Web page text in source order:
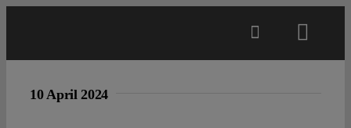
10 April 2024